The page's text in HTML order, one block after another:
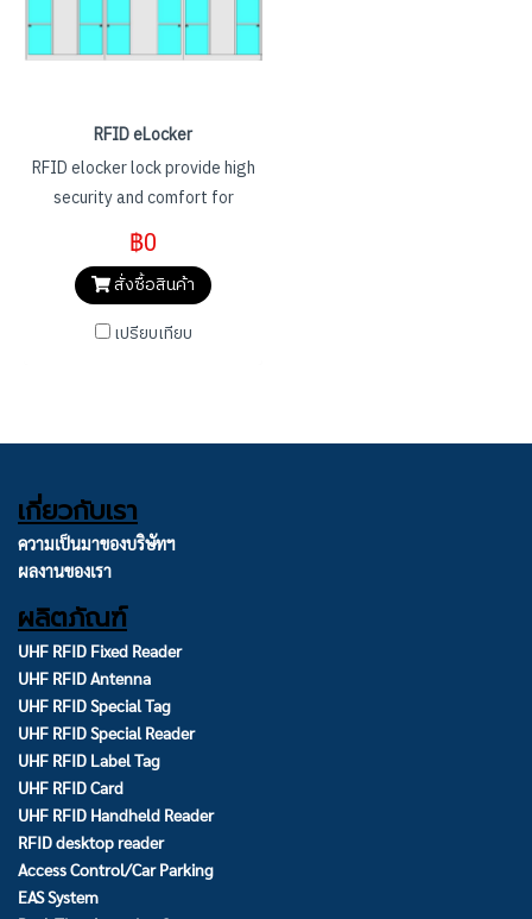
RFID eLocker
RFID elocker lock provide high
security and comfort for
locker using proximity RFID
carriers (RFID Keycards,
wristband,etc.) instead of
uncomfortable keys that
require expensive
฿0
สั่งซื้อสินค้า
เปรียบเทียบ
เกี่ยวกับเรา
ความเป็นมาของบริษัทฯ
ผลงานของเรา
ผลิตภัณฑ์
UHF RFID Fixed Reader
UHF RFID Antenna
UHF RFID Special Tag
UHF RFID Special Reader
UHF RFID Label Tag
UHF RFID Card
UHF RFID Handheld Reader
RFID desktop reader
Access Control/Car Parking
EAS System